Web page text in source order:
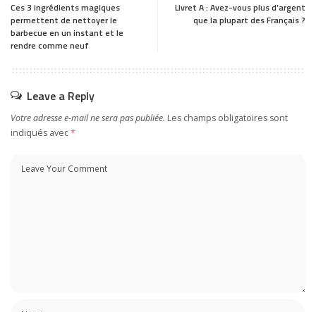
Ces 3 ingrédients magiques
permettent de nettoyer le
barbecue en un instant et le
rendre comme neuf
Livret A : Avez-vous plus d’argent
que la plupart des Français ?
Leave a Reply
Votre adresse e-mail ne sera pas publiée. Les champs obligatoires sont
indiqués avec*